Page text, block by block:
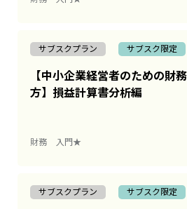
サブスクプラン サブスク限定
【中小企業経営者のための財
方】損益計算書分析編
財務 入門★
サブスクプラン サブスク限定